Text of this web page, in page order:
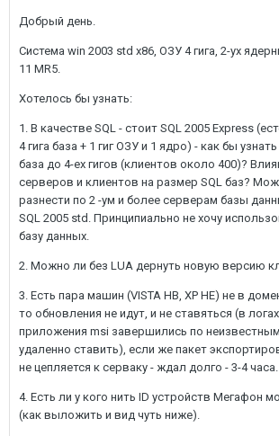
Добрый день.
Система win 2003 std x86, ОЗУ 4 гига, 2-ух
11 MR5.
Хотелось бы узнать:
1. В качестве SQL - стоит SQL 2005 Express
4 гига база + 1 гиг ОЗУ и 1 ядро) - как бы
база до 4-ех гигов (клиентов около 400)?
серверов и клиентов на размер SQL баз?
разнести по 2 -ум и более серверам базы
SQL 2005 std. Принципиально не хочу
базу данных.
2. Можно ли без LUA дернуть новую версию
3. Есть пара машин (VISTA HB, XP HE) не в
то обновления не идут, и не ставяться (в
приложения msi завершились по
удаленно ставить), если же пакет
не цепляется к серваку - ждал долго - 3-4 часа.
4. Есть ли у кого нить ID устройств Мегафон
(как выложить и вид чуть ниже).